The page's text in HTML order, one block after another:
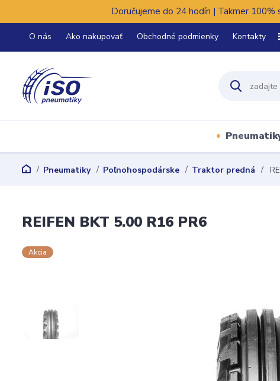
Doručujeme do 24 hodín | Takmer
O nás Ako nakupovať Obchodné podmienky Kontakty
Pneumatiky Poľnohospodárske Traktor predná
REIFEN BKT 5.00 R16 PR6
Akcia